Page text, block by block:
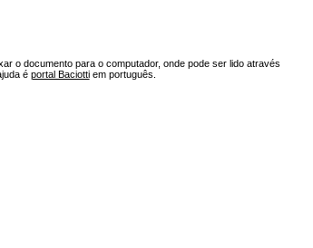
o documento para o computador, onde pode ser lido através
é portal Baciottiem português.